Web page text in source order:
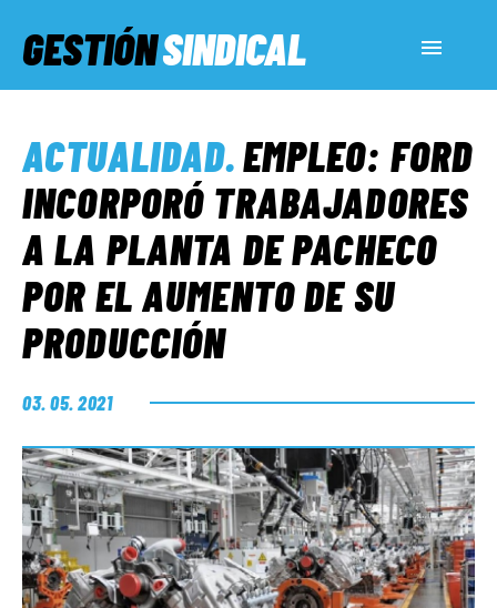
GESTIÓNSINDICAL
SERVICIOS SOCIALES
INFORMES ESPECIALES
FUERA DE MEGÁFONO
EL LADO «G»
ACTUALIDAD.EMPLEO: FORD
INCORPORÓ TRABAJADORES
A LA PLANTA DE PACHECO
POR EL AUMENTO DE SU
PRODUCCIÓN
03. 05. 2021